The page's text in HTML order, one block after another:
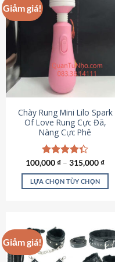
Giảm giá!
Chày Rung Mini Lilo Spark
Of Love Rung Cực Đã,
Nàng Cực Phê
Được xếp
hạng4.33
5 sao
100,000₫ – 315,000₫
LỰA CHỌN TÙY CHỌN
có
nhiều
biến
Giảm giá!